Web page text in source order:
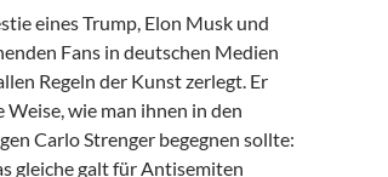
eines Trump, Elon Musk und
Fans in deutschen Medien
Regeln der Kunst zerlegt. Er
Weise, wie man ihnen in den
Carlo Strenger begegnen sollte:
gleiche galt für Antisemiten